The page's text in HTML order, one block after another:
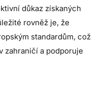
důkaz získaných
rovněž je, že
standardům, což
zahraničí a podporuje